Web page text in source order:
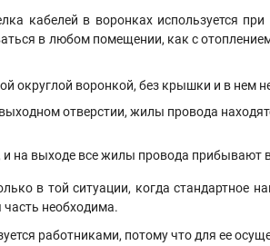
кабелей в воронках используется
в любом помещении, как с
округлой воронкой, без крышки и в нем
отверстии, жилы провода
и на выходе все жилы провода прибывают
в той ситуации, когда стандартное
необходима.
работниками, потому что для ее